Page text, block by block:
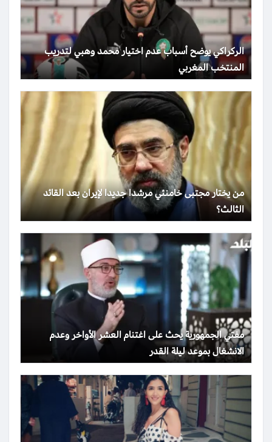
الركراكي يوضح أسباب عدم اختيار محمد وهبي لتدريب
المنتخب المغربي
من يختار مجتبى خامنئي مرشدا جديدا لإيران بعد القائد
الثالث؟
مفتي الجمهورية يحث على اغتنام العشر الأواخر وعدم
الانشغال بموعد ليلة القدر